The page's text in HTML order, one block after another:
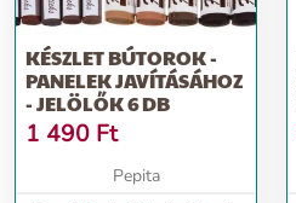
KÉSZLET BÚTOROK -
PANELEK JAVÍTÁSÁHOZ
- JELÖLŐK 6 DB
1 490 Ft
Pepita